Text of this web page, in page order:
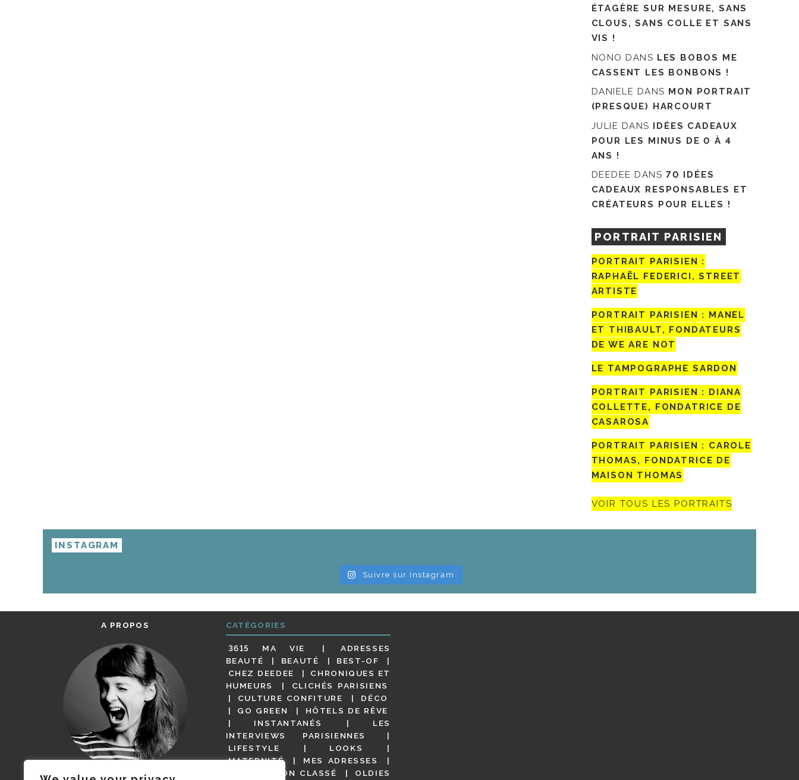
ÉTAGÈRE SUR MESURE, SANS
CLOUS, SANS COLLE ET SANS
VIS !
NONO DANS LES BOBOS ME
CASSENT LES BONBONS !
DANIELE DANS MON PORTRAIT
(PRESQUE) HARCOURT
JULIE DANS IDÉES CADEAUX
POUR LES MINUS DE 0 À 4
ANS !
DEEDEE DANS 70 IDÉES
CADEAUX RESPONSABLES ET
CRÉATEURS POUR ELLES !
PORTRAIT PARISIEN
PORTRAIT PARISIEN :
RAPHAËL FEDERICI, STREET
ARTISTE
PORTRAIT PARISIEN : MANEL
ET THIBAULT, FONDATEURS
DE WE ARE NOT
LE TAMPOGRAPHE SARDON
PORTRAIT PARISIEN : DIANA
COLLETTE, FONDATRICE DE
CASAROSA
PORTRAIT PARISIEN : CAROLE
THOMAS, FONDATRICE DE
MAISON THOMAS
VOIR TOUS LES PORTRAITS
INSTAGRAM
Suivre sur Instagram
A PROPOS CATÉGORIES
3615 MA VIE
ADRESSES
BEAUTÉ
BEAUTÉ
BEST-OF
CHEZ DEEDEE
CHRONIQUES ET
HUMEURS
CLICHÉS PARISIENS
CULTURE CONFITURE
DÉCO
GO GREEN
HÔTELS DE RÊVE
INSTANTANÉS
LES
INTERVIEWS PARISIENNES
LIFESTYLE
LOOKS
MATERNITÉ
MES ADRESSES
NON CLASSÉ OLDIES